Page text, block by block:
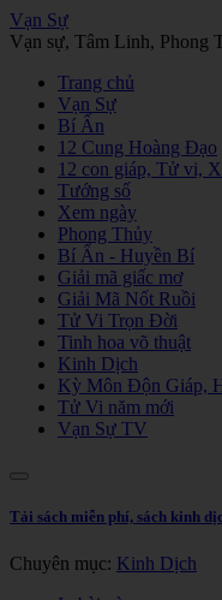
Vạn Sự
Vạn sự, Tâm Linh,
Trang chủ
Vạn Sự
Bí Ẩn
12 Cung Hoàng Đạo
12 con giáp, Tử vi,
Tướng số
Xem ngày
Phong Thủy
Bí Ẩn - Huyền Bí
Giải mã giấc mơ
Giải Mã Nốt Ruồi
Tử Vi Trọn Đời
Tinh hoa võ thuật
Kinh Dịch
Kỳ Môn Độn Giáp,
Tử Vi năm mới
Vạn Sự TV
Tải sách miễn phí, sách kinh
Chuyên mục: Kinh Dịch